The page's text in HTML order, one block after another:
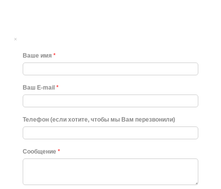
×
Ваше имя *
Ваш E-mail *
Телефон (если хотите, чтобы мы Вам перезвонили)
Сообщение *